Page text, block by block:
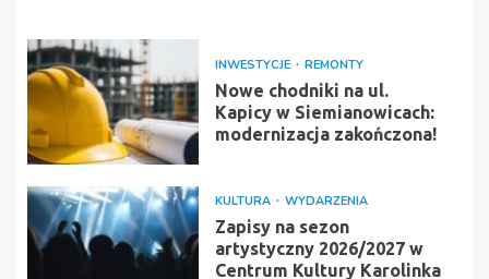
INWESTYCJE REMONTY
Nowe chodniki na ul.
Kapicy w Siemianowicach:
modernizacja zakończona!
KULTURA WYDARZENIA
Zapisy na sezon
artystyczny 2026/2027 w
Centrum Kultury Karolinka